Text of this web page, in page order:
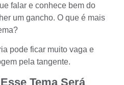
falar e conhece bem do
um gancho. O que é mais
pode ficar muito vaga e
pela tangente.
Tema Será